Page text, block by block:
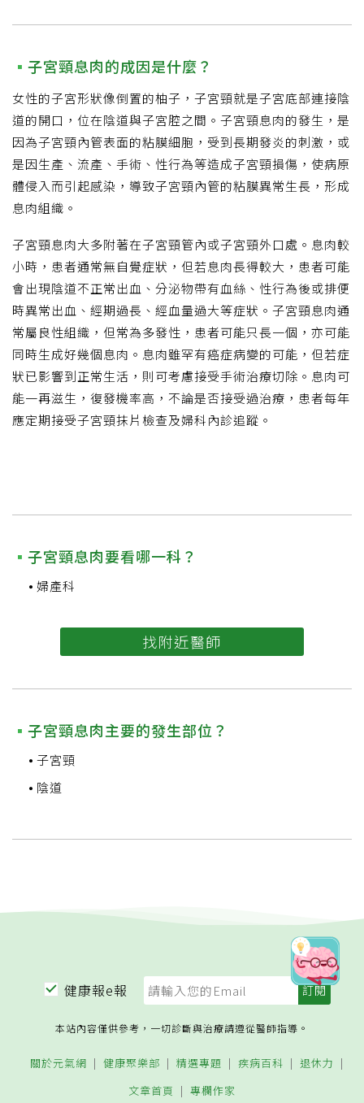
子宮頸息肉的成因是什麼？
女性的子宮形狀像倒置的柚子，子宮頸就是子宮底部連接陰
道的開口，位在陰道與子宮腔之間。子宮頸息肉的發生，是
因為子宮頸內管表面的粘膜細胞，受到長期發炎的刺激，或
是因生產、流產、手術、性行為等造成子宮頸損傷，使病原
體侵入而引起感染，導致子宮頸內管的粘膜異常生長，形成
息肉組織。
子宮頸息肉大多附著在子宮頸管內或子宮頸外口處。息肉較
小時，患者通常無自覺症狀，但若息肉長得較大，患者可能
會出現陰道不正常出血、分泌物帶有血絲、性行為後或排便
時異常出血、經期過長、經血量過大等症狀。子宮頸息肉通
常屬良性組織，但常為多發性，患者可能只長一個，亦可能
同時生成好幾個息肉。息肉雖罕有癌症病變的可能，但若症
狀已影響到正常生活，則可考慮接受手術治療切除。息肉可
能一再滋生，復發機率高，不論是否接受過治療，患者每年
應定期接受子宮頸抹片檢查及婦科內診追蹤。
子宮頸息肉要看哪一科？
婦產科
找附近醫師
子宮頸息肉主要的發生部位？
子宮頸
陰道
健康報e報
本站內容僅供參考，一切診斷與治療請遵從醫師指導。
關於元氣網 健康聚樂部 精選專題 疾病百科
退休力
文章首頁
專欄作家